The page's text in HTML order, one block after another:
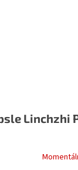
Linchzhi
produktu je 5,0 z 5